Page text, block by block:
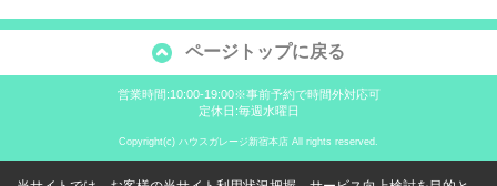
ページトップに戻る
営業時間:10:00-19:00※事前予約で時間外対応可
定休日:毎週水曜日
Copyright(c) ハウスガレージ新宿本店 All rights reserved.